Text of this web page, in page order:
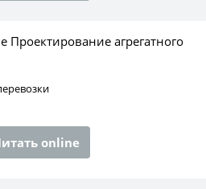
Проектирование агрегатного
online